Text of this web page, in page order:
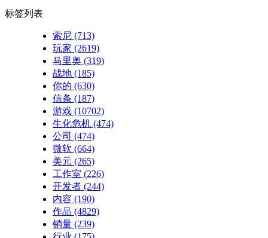
标签列表
索尼 (713)
玩家 (2619)
马里奥 (319)
战地 (185)
你的 (630)
信条 (187)
游戏 (10702)
生化危机 (474)
公司 (474)
微软 (664)
美元 (265)
工作室 (226)
开发者 (244)
内容 (190)
作品 (4829)
销量 (239)